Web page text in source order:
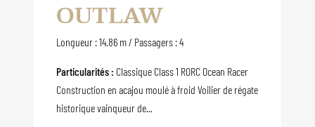
OUTLAW
Longueur : 14.86 m / Passagers : 4
Particularités : Classique Class 1 RORC Ocean Racer
Construction en acajou moulé à froid Voilier de régate
historique vainqueur de...